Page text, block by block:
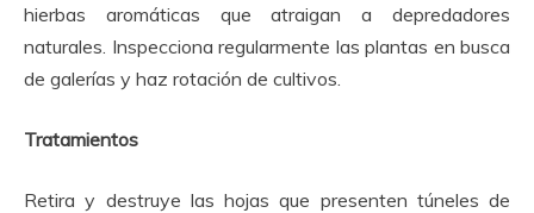
hierbas aromáticas que atraigan a depredadores
naturales. Inspecciona regularmente las plantas en busca
de galerías y haz rotación de cultivos.
Tratamientos
Retira y destruye las hojas que presenten túneles de